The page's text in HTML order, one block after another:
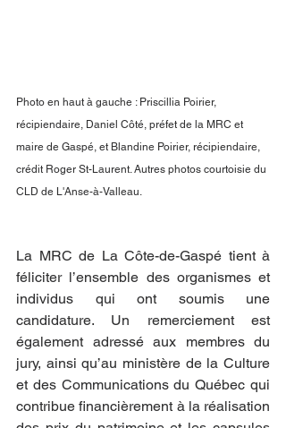
Photo en haut à gauche : Priscillia Poirier,
récipiendaire, Daniel Côté, préfet de la MRC et
maire de Gaspé, et Blandine Poirier, récipiendaire,
crédit Roger St-Laurent. Autres photos courtoisie du
CLD de L'Anse-à-Valleau.
La MRC de La Côte-de-Gaspé tient à
féliciter l’ensemble des organismes et
individus qui ont soumis une
candidature. Un remerciement est
également adressé aux membres du
jury, ainsi qu’au ministère de la Culture
et des Communications du Québec qui
contribue financièrement à la réalisation